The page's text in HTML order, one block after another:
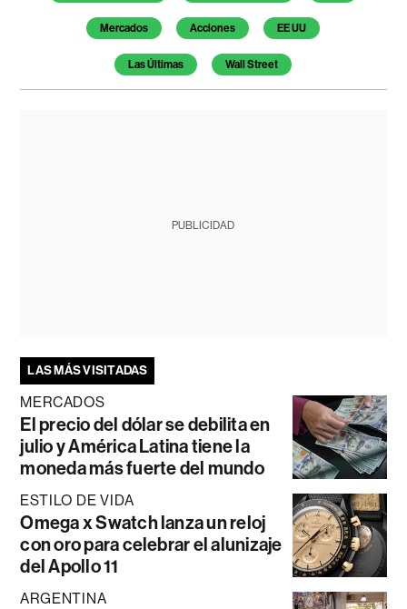
Mercados Acciones EE UU
Las Últimas Wall Street
PUBLICIDAD
LAS MÁS VISITADAS
MERCADOS
El precio del dólar se debilita en
julio y América Latina tiene la
moneda más fuerte del mundo
ESTILO DE VIDA
Omega x Swatch lanza un reloj
con oro para celebrar el alunizaje
del Apollo 11
ARGENTINA